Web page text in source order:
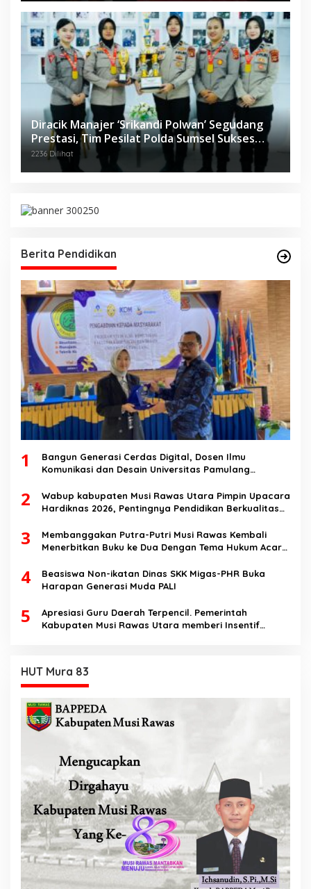
Diracik Manajer ‘Srikandi Polwan’ Segudang
Prestasi, Tim Pesilat Polda Sumsel Sukses
Diajang Kejurnas Menpora Cup II 2024
2236 Dilihat
Berita Pendidikan
1
Bangun Generasi Cerdas Digital, Dosen Ilmu
Komunikasi dan Desain Universitas Pamulang
Speech di SMK Ikhlas Jawilan
2
Wabup kabupaten Musi Rawas Utara Pimpin Upacara
Hardiknas 2026, Pentingnya Pendidikan Berkualitas
3
Membanggakan Putra-Putri Musi Rawas Kembali
Menerbitkan Buku ke Dua Dengan Tema Hukum Acara
4
Beasiswa Non-ikatan Dinas SKK Migas-PHR Buka
Harapan Generasi Muda PALI
5
Apresiasi Guru Daerah Terpencil. Pemerintah
Kabupaten Musi Rawas Utara memberi Insentif
HUT Mura 83